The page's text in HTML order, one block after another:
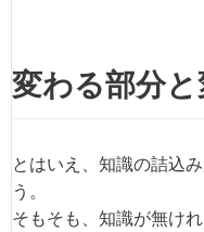
変わる部分
とはいえ、知識の詰込
う。
そもそも、知識が無け